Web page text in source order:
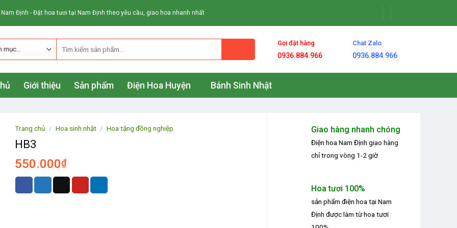
Định - Đặt hoa tươi tại Nam Định theo yêu cầu, giao hoa nhanh nhất
Gọi đặt hàng
0936.884.966
Chat Zalo
0936.884.966
Giới thiệu Sản phẩm Điện Hoa Huyện Bánh Sinh Nhật
Giao hàng nhanh chóng
Điện hoa Nam Định giao hàng
chỉ trong vòng 1-2 giờ
Hoa tươi 100%
sản phẩm điện hoa tại Nam
Định được làm từ hoa tươi
Trang chủ / Hoa sinh nhật / Hoa tặng đồng nghiệp
HB3
550.000₫